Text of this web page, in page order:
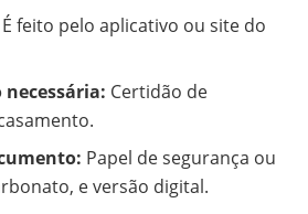
É feito pelo aplicativo ou site do
Certidão de
Papel de segurança ou
e versão digital.